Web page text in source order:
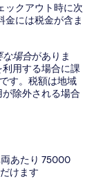
ックアウト時に次
金には税金が含ま
な場合がありま
用する場合に課
す。税額は地域
除外される場合
両あたり 75000
けます